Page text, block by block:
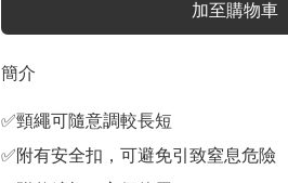
加至購物車
簡介
✅頸繩可隨意調較長短
✅附有安全扣，可避免引致窒息危險